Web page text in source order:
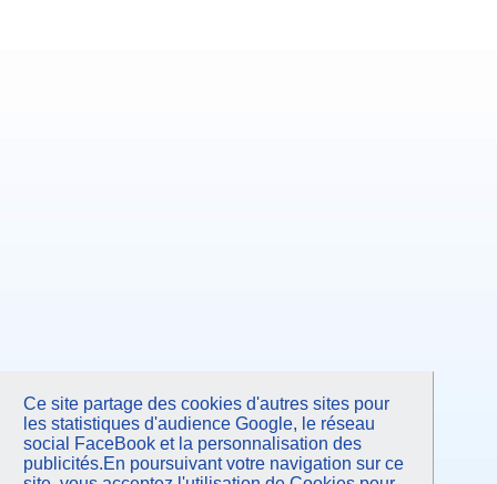
Ce site partage des cookies d'autres sites pour
les statistiques d'audience Google, le réseau
social FaceBook et la personnalisation des
publicités.En poursuivant votre navigation sur ce